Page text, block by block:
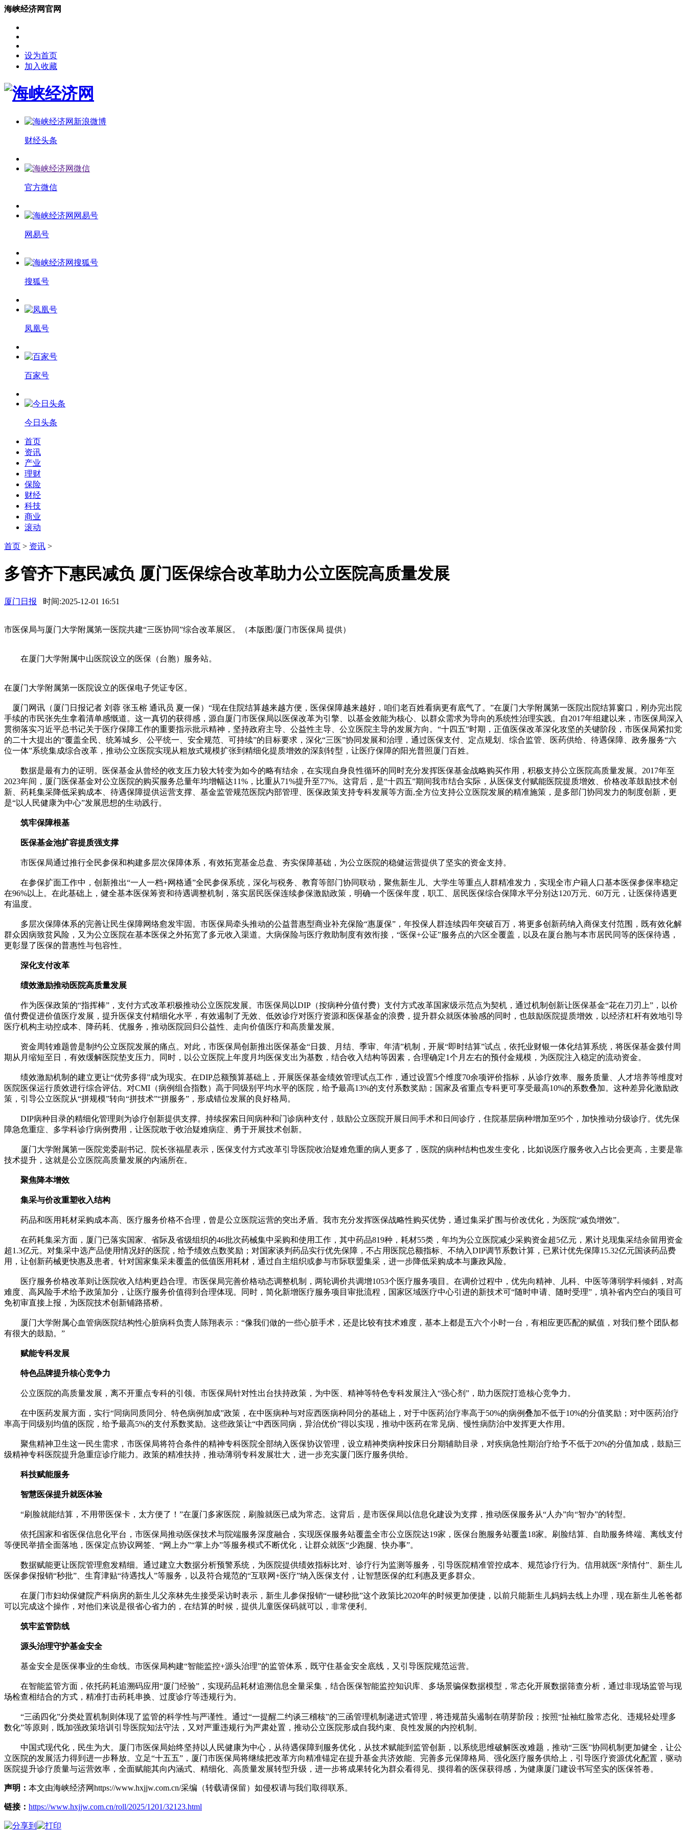
海峡经济网官网
设为首页
加入收藏
财经头条
官方微信
网易号
搜狐号
凤凰号
百家号
今日头条
首页
资讯
产业
理财
保险
财经
科技
商业
滚动
首页 > 资讯 >
多管齐下惠民减负 厦门医保综合改革助力公立医院高质量发展
厦门日报 时间:2025-12-01 16:51
市医保局与厦门大学附属第一医院共建“三医协同”综合改革展区。（本版图/厦门市医保局 提供）
在厦门大学附属中山医院设立的医保（台胞）服务站。
在厦门大学附属第一医院设立的医保电子凭证专区。
厦门网讯（厦门日报记者 刘蓉 张玉榕 通讯员 夏一保）“现在住院结算越来越方便，医保保障越来越好，咱们老百姓看病更有底气了。”在厦门大学附属第一医院出院结算窗口，刚办完出院
手续的市民张先生拿着清单感慨道。这一真切的获得感，源自厦门市医保局以医保改革为引擎、以基金效能为核心、以群众需求为导向的系统性治理实践。自2017年组建以来，市医保局深入
贯彻落实习近平总书记关于医疗保障工作的重要指示批示精神，坚持政府主导、公益性主导、公立医院主导的发展方向。“十四五”时期，正值医保改革深化攻坚的关键阶段，市医保局紧扣党
的二十大提出的“覆盖全民、统筹城乡、公平统一、安全规范、可持续”的目标要求，深化“三医”协同发展和治理，通过医保支付、定点规划、综合监管、医药供给、待遇保障、政务服务“六
位一体”系统集成综合改革，推动公立医院实现从粗放式规模扩张到精细化提质增效的深刻转型，让医疗保障的阳光普照厦门百姓。
数据是最有力的证明。医保基金从曾经的收支压力较大转变为如今的略有结余，在实现自身良性循环的同时充分发挥医保基金战略购买作用，积极支持公立医院高质量发展。2017年至
2023年间，厦门医保基金对公立医院的购买服务总量年均增幅达11%，比重从71%提升至77%。这背后，是“十四五”期间我市结合实际，从医保支付赋能医院提质增效、价格改革鼓励技术创
新、药耗集采降低采购成本、待遇保障提供运营支撑、基金监管规范医院内部管理、医保政策支持专科发展等方面,全方位支持公立医院发展的精准施策，是多部门协同发力的制度创新，更
是“以人民健康为中心”发展思想的生动践行。
筑牢保障根基
医保基金池扩容提质强支撑
市医保局通过推行全民参保和构建多层次保障体系，有效拓宽基金总盘、夯实保障基础，为公立医院的稳健运营提供了坚实的资金支持。
在参保扩面工作中，创新推出“一人一档+网格通”全民参保系统，深化与税务、教育等部门协同联动，聚焦新生儿、大学生等重点人群精准发力，实现全市户籍人口基本医保参保率稳定
在96%以上。在此基础上，健全基本医保筹资和待遇调整机制，落实居民医保连续参保激励政策，明确一个医保年度，职工、居民医保综合保障水平分别达120万元、60万元，让医保待遇更
有温度。
多层次保障体系的完善让民生保障网络愈发牢固。市医保局牵头推动的公益普惠型商业补充保险“惠厦保”，年投保人群连续四年突破百万，将更多创新药纳入商保支付范围，既有效化解
群众因病致贫风险，又为公立医院在基本医保之外拓宽了多元收入渠道。大病保险与医疗救助制度有效衔接，“医保+公证”服务点的六区全覆盖，以及在厦台胞与本市居民同等的医保待遇，
更彰显了医保的普惠性与包容性。
深化支付改革
绩效激励推动医院高质量发展
作为医保政策的“指挥棒”，支付方式改革积极推动公立医院发展。市医保局以DIP（按病种分值付费）支付方式改革国家级示范点为契机，通过机制创新让医保基金“花在刀刃上”，以价
值付费促进价值医疗发展，提升医保支付精细化水平，有效遏制了无效、低效诊疗对医疗资源和医保基金的浪费，提升群众就医体验感的同时，也鼓励医院提质增效，以经济杠杆有效地引导
医疗机构主动控成本、降药耗、优服务，推动医院回归公益性、走向价值医疗和高质量发展。
资金周转难题曾是制约公立医院发展的痛点。对此，市医保局创新推出医保基金“日拨、月结、季审、年清”机制，开展“即时结算”试点，依托业财银一体化结算系统，将医保基金拨付周
期从月缩短至日，有效缓解医院垫支压力。同时，以公立医院上年度月均医保支出为基数，结合收入结构等因素，合理确定1个月左右的预付金规模，为医院注入稳定的流动资金。
绩效激励机制的建立更让“优劳多得”成为现实。在DIP总额预算基础上，开展医保基金绩效管理试点工作，通过设置5个维度70余项评价指标，从诊疗效率、服务质量、人才培养等维度对
医院医保运行质效进行综合评估。对CMI（病例组合指数）高于同级别平均水平的医院，给予最高13%的支付系数奖励；国家及省重点专科更可享受最高10%的系数叠加。这种差异化激励政
策，引导公立医院从“拼规模”转向“拼技术”“拼服务”，形成错位发展的良好格局。
DIP病种目录的精细化管理则为诊疗创新提供支撑。持续探索日间病种和门诊病种支付，鼓励公立医院开展日间手术和日间诊疗，住院基层病种增加至95个，加快推动分级诊疗。优先保
障急危重症、多学科诊疗病例费用，让医院敢于收治疑难病症、勇于开展技术创新。
厦门大学附属第一医院党委副书记、院长张福星表示，医保支付方式改革引导医院收治疑难危重的病人更多了，医院的病种结构也发生变化，比如说医疗服务收入占比会更高，主要是靠
技术提升，这就是公立医院高质量发展的内涵所在。
聚焦降本增效
集采与价改重塑收入结构
药品和医用耗材采购成本高、医疗服务价格不合理，曾是公立医院运营的突出矛盾。我市充分发挥医保战略性购买优势，通过集采扩围与价改优化，为医院“减负增效”。
在药耗集采方面，厦门已落实国家、省际及省级组织的46批次药械集中采购和使用工作，其中药品819种，耗材55类，年均为公立医院减少采购资金超5亿元，累计兑现集采结余留用资金
超1.3亿元。对集采中选产品使用情况好的医院，给予绩效点数奖励；对国家谈判药品实行优先保障，不占用医院总额指标、不纳入DIP调节系数计算，已累计优先保障15.32亿元国谈药品费
用，让创新药械更快惠及患者。针对国家集采未覆盖的低值医用耗材，通过自主组织或参与市际联盟集采，进一步降低采购成本与廉政风险。
医疗服务价格改革则让医院收入结构更趋合理。市医保局完善价格动态调整机制，两轮调价共调增1053个医疗服务项目。在调价过程中，优先向精神、儿科、中医等薄弱学科倾斜，对高
难度、高风险手术给予政策加分，让医疗服务价值得到合理体现。同时，简化新增医疗服务项目审批流程，国家区域医疗中心引进的新技术可“随时申请、随时受理”，填补省内空白的项目可
免初审直接上报，为医院技术创新铺路搭桥。
厦门大学附属心血管病医院结构性心脏病科负责人陈翔表示：“像我们做的一些心脏手术，还是比较有技术难度，基本上都是五六个小时一台，有相应更匹配的赋值，对我们整个团队都
有很大的鼓励。”
赋能专科发展
特色品牌提升核心竞争力
公立医院的高质量发展，离不开重点专科的引领。市医保局针对性出台扶持政策，为中医、精神等特色专科发展注入“强心剂”，助力医院打造核心竞争力。
在中医药发展方面，实行“同病同质同分、特色病例加成”政策，在中医病种与对应西医病种同分的基础上，对于中医药治疗率高于50%的病例叠加不低于10%的分值奖励；对中医药治疗
率高于同级别均值的医院，给予最高5%的支付系数奖励。这些政策让“中西医同病，异治优价”得以实现，推动中医药在常见病、慢性病防治中发挥更大作用。
聚焦精神卫生这一民生需求，市医保局将符合条件的精神专科医院全部纳入医保协议管理，设立精神类病种按床日分期辅助目录，对疾病急性期治疗给予不低于20%的分值加成，鼓励三
级精神专科医院提升急重症诊疗能力。政策的精准扶持，推动薄弱专科发展壮大，进一步充实厦门医疗服务供给。
科技赋能服务
智慧医保提升就医体验
“刷脸就能结算，不用带医保卡，太方便了！”在厦门多家医院，刷脸就医已成为常态。这背后，是市医保局以信息化建设为支撑，推动医保服务从“人办”向“智办”的转型。
依托国家和省医保信息化平台，市医保局推动医保技术与院端服务深度融合，实现医保服务站覆盖全市公立医院达19家，医保台胞服务站覆盖18家。刷脸结算、自助服务终端、离线支付
等便民举措全面落地，医保定点协议网签、“网上办”“掌上办”等服务模式不断优化，让群众就医“少跑腿、快办事”。
数据赋能更让医院管理愈发精细。通过建立大数据分析预警系统，为医院提供绩效指标比对、诊疗行为监测等服务，引导医院精准管控成本、规范诊疗行为。信用就医“亲情付”、新生儿
医保参保报销“秒批”、生育津贴“待遇找人”等服务，以及符合规范的“互联网+医疗”纳入医保支付，让智慧医保的红利惠及更多群众。
在厦门市妇幼保健院产科病房的新生儿父亲林先生接受采访时表示，新生儿参保报销“一键秒批”这个政策比2020年的时候更加便捷，以前只能新生儿妈妈去线上办理，现在新生儿爸爸都
可以完成这个操作，对他们来说是很省心省力的，在结算的时候，提供儿童医保码就可以，非常便利。
筑牢监管防线
源头治理守护基金安全
基金安全是医保事业的生命线。市医保局构建“智能监控+源头治理”的监管体系，既守住基金安全底线，又引导医院规范运营。
在智能监管方面，依托药耗追溯码应用“厦门经验”，实现药品耗材追溯信息全量采集，结合医保智能监控知识库、多场景骗保数据模型，常态化开展数据筛查分析，通过非现场监管与现
场检查相结合的方式，精准打击药耗串换、过度诊疗等违规行为。
“三函四化”分类处置机制则体现了监管的科学性与严谨性。通过“一提醒二约谈三稽核”的三函管理机制递进式管理，将违规苗头遏制在萌芽阶段；按照“扯袖红脸常态化、违规轻处理多
数化”等原则，既加强政策培训引导医院知法守法，又对严重违规行为严肃处置，推动公立医院形成自我约束、良性发展的内控机制。
中国式现代化，民生为大。厦门市医保局始终坚持以人民健康为中心，从待遇保障到服务优化，从技术赋能到监管创新，以系统思维破解医改难题，推动“三医”协同机制更加健全，让公
立医院的发展活力得到进一步释放。立足“十五五”，厦门市医保局将继续把改革方向精准锚定在提升基金共济效能、完善多元保障格局、强化医疗服务供给上，引导医疗资源优化配置，驱动
医院提升诊疗质量与运营效率，全面赋能其向内涵式、精细化、高质量发展转型升级，进一步将成果转化为群众看得见、摸得着的医保获得感，为健康厦门建设书写坚实的医保答卷。
声明： 本文由海峡经济网https://www.hxjjw.com.cn/采编（转载请保留）如侵权请与我们取得联系。
链接： https://www.hxjjw.com.cn/roll/2025/1201/32123.html